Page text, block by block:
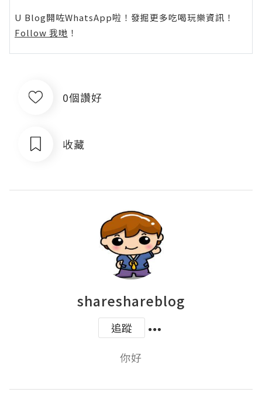
U Blog開咗WhatsApp啦！發掘更多吃喝玩樂資訊！
Follow 我哋 ！
0個讚好
收藏
shareshareblog
追蹤
你好